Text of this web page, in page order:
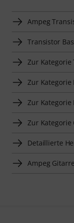
Ampeg
Transistor
Zur Kategorie
Zur Kategorie
Zur Kategorie
Zur
Detaillierte
Ampeg